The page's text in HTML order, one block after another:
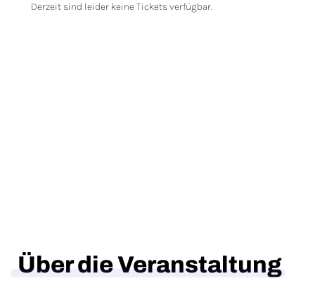
Derzeit sind leider keine Tickets verfügbar.
Über die Veranstaltung